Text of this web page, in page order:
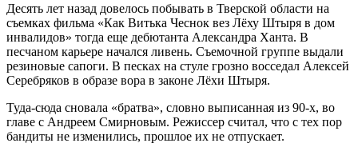
Десять лет назад довелось побывать в Тверской области на
съемках фильма «Как Витька Чеснок вез Лёху Штыря в дом
инвалидов» тогда еще дебютанта Александра Ханта. В
песчаном карьере начался ливень. Съемочной группе выдали
резиновые сапоги. В песках на стуле грозно восседал Алексей
Серебряков в образе вора в законе Лёхи Штыря.
Туда-сюда сновала «братва», словно выписанная из 90-х, во
главе с Андреем Смирновым. Режиссер считал, что с тех пор
бандиты не изменились, прошлое их не отпускает.